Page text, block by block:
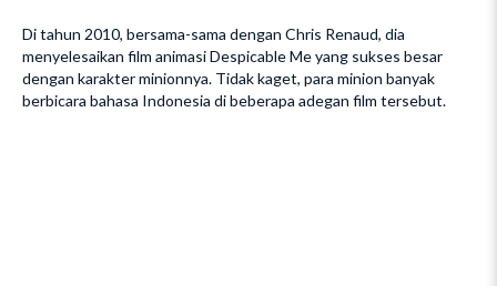
Di tahun 2010, bersama-sama dengan Chris Renaud, dia
menyelesaikan film animasi Despicable Me yang sukses besar
dengan karakter minionnya. Tidak kaget, para minion banyak
berbicara bahasa Indonesia di beberapa adegan film tersebut.